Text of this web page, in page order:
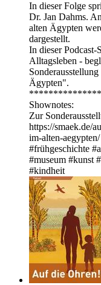
In dieser Folge
Dr. Jan Dahms.
alten Ägypten
dargestellt.
In dieser Podcast-
Alltagsleben -
Ägypten".
Shownotes:
Zur
⁠⁠⁠https://smaek.de/
im-alten-aegypten/⁠⁠⁠
#frühgeschichte
#museum #kunst
#kindheit